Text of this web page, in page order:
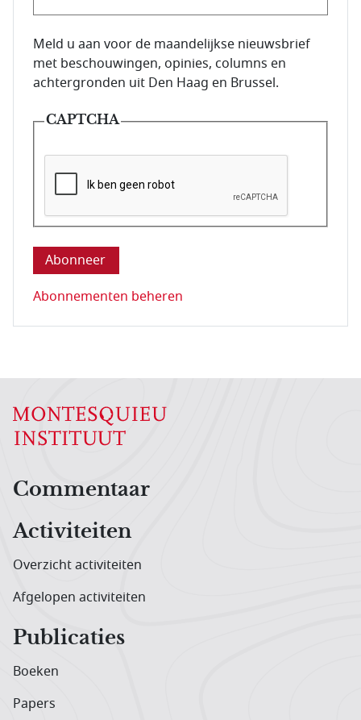
E-mailadres van de abonnee.
Meld u aan voor de maandelijkse nieuwsbrief
met beschouwingen, opinies, columns en
achtergronden uit Den Haag en Brussel.
CAPTCHA
Deze vraag is om te controleren dat u een mens
Abonnementen beheren
Hoofdnavigatiemenu
Commentaar
Activiteiten
Overzicht activiteiten
Afgelopen activiteiten
Publicaties
Boeken
Papers